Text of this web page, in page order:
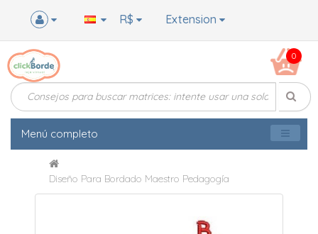
Extension
R$
0
Menú completo
Diseño Para Bordado Maestro Pedagogía